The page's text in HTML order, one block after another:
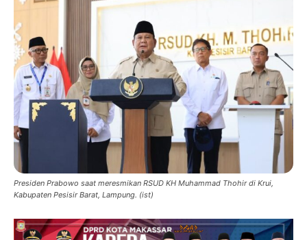
Presiden Prabowo saat meresmikan RSUD KH Muhammad Thohir di Krui,
Kabupaten Pesisir Barat, Lampung. (ist)